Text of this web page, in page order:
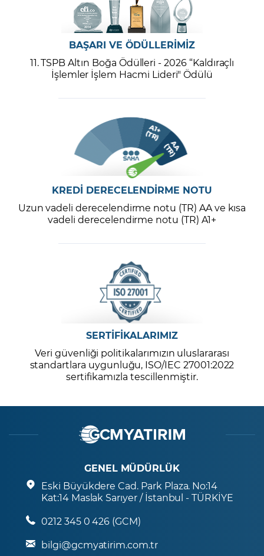
BAŞARI VE ÖDÜLLERİMİZ
11. TSPB Altın Boğa Ödülleri - 2026 “Kaldıraçlı
İşlemler İşlem Hacmi Lideri" Ödülü
KREDİ DERECELENDİRME NOTU
Uzun vadeli derecelendirme notu (TR) AA ve kısa
vadeli derecelendirme notu (TR) A1+
SERTİFİKALARIMIZ
Veri güvenliği politikalarımızın uluslararası
standartlara uygunluğu, ISO/IEC 27001:2022
sertifikamızla tescillenmiştir.
GENEL MÜDÜRLÜK
Eski Büyükdere Cad. Park Plaza. No:14
Kat:14 Maslak Sarıyer / İstanbul - TÜRKİYE
0212 345 0 426 (GCM)
bilgi@gcmyatirim.com.tr